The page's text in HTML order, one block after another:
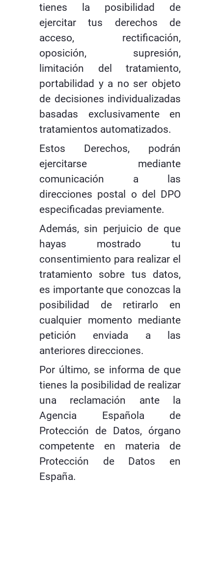
tienes la posibilidad de
ejercitar tus derechos de
acceso, rectificación,
oposición, supresión,
limitación del tratamiento,
portabilidad y a no ser objeto
de decisiones individualizadas
basadas exclusivamente en
tratamientos automatizados.
Estos Derechos, podrán
ejercitarse mediante
comunicación a las
direcciones postal o del DPO
especificadas previamente.
Además, sin perjuicio de que
hayas mostrado tu
consentimiento para realizar el
tratamiento sobre tus datos,
es importante que conozcas la
posibilidad de retirarlo en
cualquier momento mediante
petición enviada a las
anteriores direcciones.
Por último, se informa de que
tienes la posibilidad de realizar
una reclamación ante la
Agencia Española de
Protección de Datos, órgano
competente en materia de
Protección de Datos en
España.